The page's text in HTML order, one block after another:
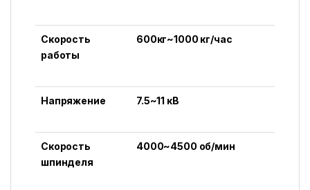
Скорость
работы
600кг~1000 кг/час
Напряжение 7.5~11 кВ
Скорость
шпинделя
4000~4500 об/мин